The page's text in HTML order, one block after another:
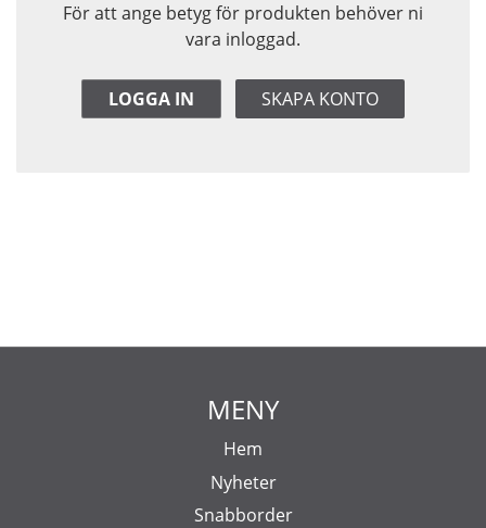
För att ange betyg för produkten behöver ni
vara inloggad.
LOGGA IN SKAPA KONTO
MENY
Hem
Nyheter
Snabborder